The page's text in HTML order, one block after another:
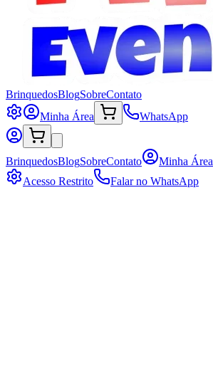
BrinquedosBlogSobreContato
Minha Área
WhatsApp
BrinquedosBlogSobreContato
Minha Área
Acesso Restrito
Falar no WhatsApp